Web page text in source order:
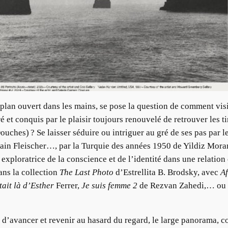
ouvert dans les mains, se pose la question de comment
conquis par le plaisir toujours renouvelé de retrouver les
? Se laisser séduire ou intriguer au gré de ses pas par
Fleischer…, par la Turquie des années 1950 de Yildiz
de la conscience et de l’identité dans une
la collection The Last Photo d’Estrellita B. Brodsky, avec
là d’Esther Ferrer, Je suis femme 2 de Rezvan Zahedi,…
et revenir au hasard du regard, le large panorama,